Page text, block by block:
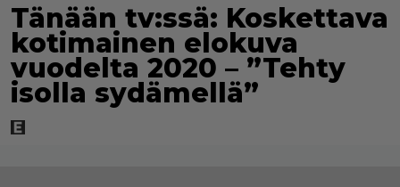
Tänään tv:ssä: Koskettava
kotimainen elokuva
vuodelta 2020 – ”Tehty
isolla sydämellä”